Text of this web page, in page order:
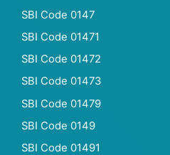
SBI Code 0147
SBI Code 01471
SBI Code 01472
SBI Code 01473
SBI Code 01479
SBI Code 0149
SBI Code 01491